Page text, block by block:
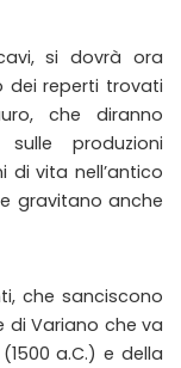
si dovrà ora
dei reperti trovati
che diranno
produzioni
di vita nell’antico
gravitano anche
che sanciscono
di Variano che va
a.C.) e della